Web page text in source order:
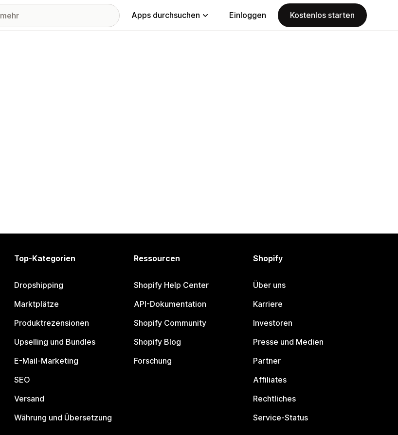
Apps durchsuchen Einloggen Kostenlos starten
Top-Kategorien
Dropshipping
Marktplätze
Produktrezensionen
Upselling und Bundles
E-Mail-Marketing
SEO
Versand
Währung und Übersetzung
Ressourcen
Shopify Help Center
API-Dokumentation
Shopify Community
Shopify Blog
Forschung
Shopify
Über uns
Karriere
Investoren
Presse und Medien
Partner
Affiliates
Rechtliches
Service-Status